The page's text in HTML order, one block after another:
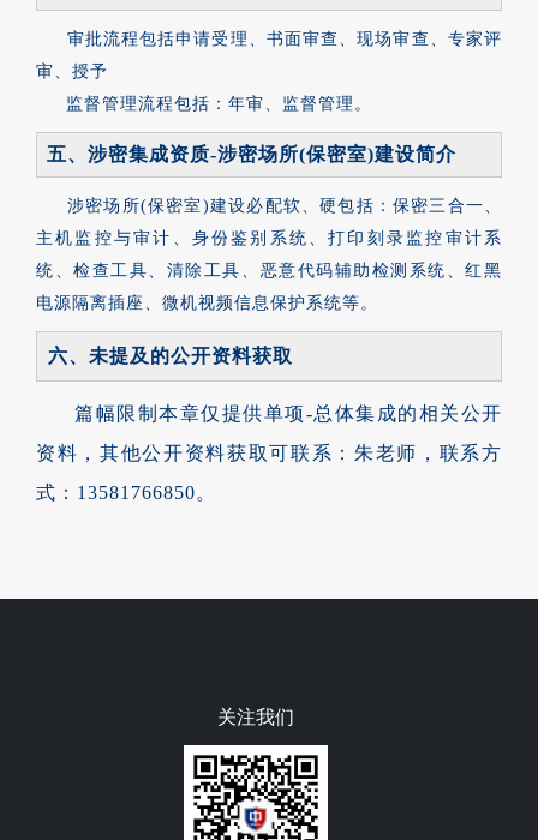
审批流程包括申请受理、书面审查、现场审查、专家评
审、授予
监督管理流程包括：年审、监督管理。
五、涉密集成资质-涉密场所(保密室)建设简介
涉密场所(保密室)建设必配软、硬包括：保密三合一、
主机监控与审计、身份鉴别系统、打印刻录监控审计系
统、检查工具、清除工具、恶意代码辅助检测系统、红黑
电源隔离插座、微机视频信息保护系统等。
六、未提及的公开资料获取
篇幅限制本章仅提供单项-总体集成的相关公开
资料， 其他公开资料获取可联系：朱老师，联系方
式：13581766850。
关注我们